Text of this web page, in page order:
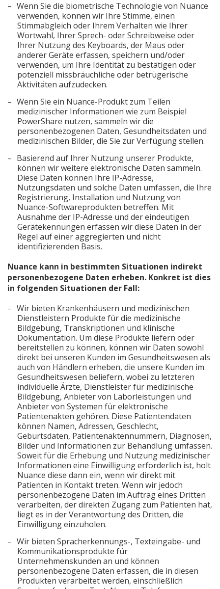
Wenn Sie die biometrische Technologie von Nuance
verwenden, können wir Ihre Stimme, einen
Stimmabgleich oder Ihrem Verhalten wie Ihrer
Wortwahl, Ihrer Sprech- oder Schreibweise oder
Ihrer Nutzung des Keyboards, der Maus oder
anderer Geräte erfassen, speichern und/oder
verwenden, um Ihre Identität zu bestätigen oder
potenziell missbräuchliche oder betrügerische
Aktivitäten aufzudecken.
Wenn Sie ein Nuance-Produkt zum Teilen
medizinischer Informationen wie zum Beispiel
PowerShare nutzen, sammeln wir die
personenbezogenen Daten, Gesundheitsdaten und
medizinischen Bilder, die Sie zur Verfügung stellen.
Basierend auf Ihrer Nutzung unserer Produkte,
können wir weitere elektronische Daten sammeln.
Diese Daten können Ihre IP-Adresse,
Nutzungsdaten und solche Daten umfassen, die Ihre
Registrierung, Installation und Nutzung von
Nuance-Softwareprodukten betreffen. Mit
Ausnahme der IP-Adresse und der eindeutigen
Gerätekennungen erfassen wir diese Daten in der
Regel auf einer aggregierten und nicht
identifizierenden Basis.
Nuance kann in bestimmten Situationen indirekt
personenbezogene Daten erheben. Konkret ist dies
in folgenden Situationen der Fall:
Wir bieten Krankenhäusern und medizinischen
Dienstleistern Produkte für die medizinische
Bildgebung, Transkriptionen und klinische
Dokumentation. Um diese Produkte liefern oder
bereitstellen zu können, können wir Daten sowohl
direkt bei unseren Kunden im Gesundheitswesen als
auch von Händlern erheben, die unsere Kunden im
Gesundheitswesen beliefern, wobei zu letzteren
individuelle Ärzte, Dienstleister für medizinische
Bildgebung, Anbieter von Laborleistungen und
Anbieter von Systemen für elektronische
Patientenakten gehören. Diese Patientendaten
können Namen, Adressen, Geschlecht,
Geburtsdaten, Patientenaktennummern, Diagnosen,
Bilder und Informationen zur Behandlung umfassen.
Soweit für die Erhebung und Nutzung medizinischer
Informationen eine Einwilligung erforderlich ist, holt
Nuance diese dann ein, wenn wir direkt mit
Patienten in Kontakt treten. Wenn wir jedoch
personenbezogene Daten im Auftrag eines Dritten
verarbeiten, der direkten Zugang zum Patienten hat,
liegt es in der Verantwortung des Dritten, die
Einwilligung einzuholen.
Wir bieten Spracherkennungs-, Texteingabe- und
Kommunikationsprodukte für
Unternehmenskunden an und können
personenbezogene Daten erfassen, die in diesen
Produkten verarbeitet werden, einschließlich